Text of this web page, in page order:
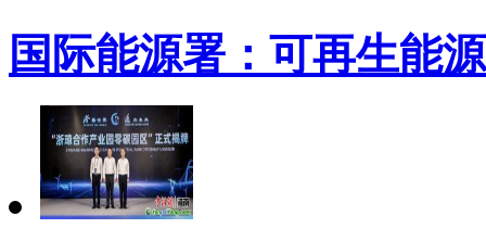
国际能源署：可再生能